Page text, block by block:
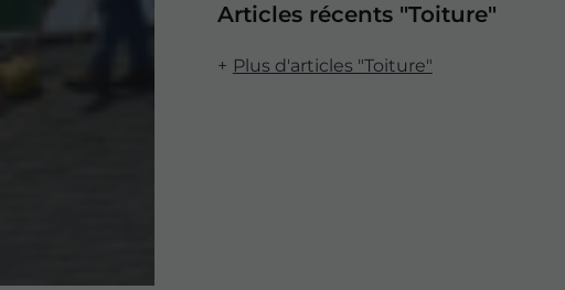
Articles récents "Toiture"
Plus d'articles "Toiture"